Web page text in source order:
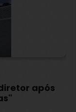
após